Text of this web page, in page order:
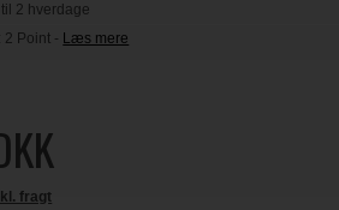
2 hverdage
2 Point - Læs mere
fragt